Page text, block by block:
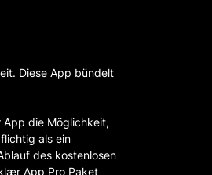
Diese App bündelt
die Möglichkeit,
als ein
des kostenlosen
App Pro Paket